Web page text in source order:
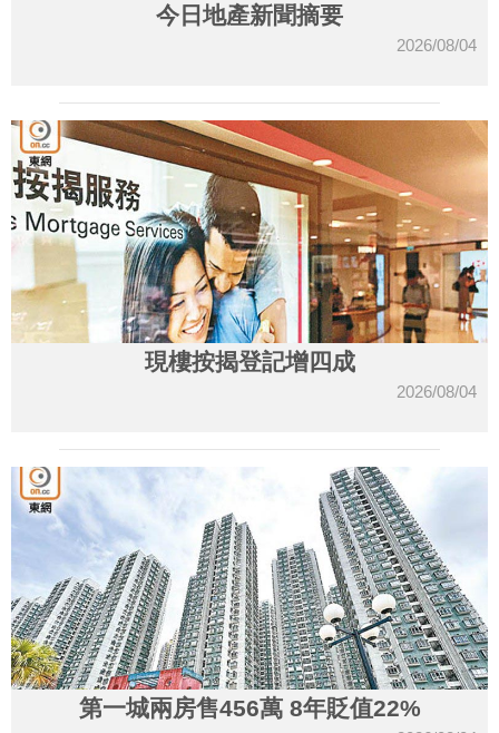
今日地產新聞摘要
2026/08/04
現樓按揭登記增四成
2026/08/04
第一城兩房售456萬 8年貶值22%